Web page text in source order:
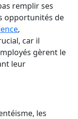
remplir ses
opportunités de
,
car il
gèrent le
leur
les